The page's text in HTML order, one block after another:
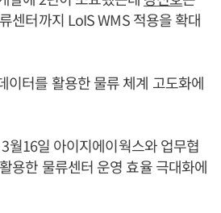
센터까지 LoIS WMS 적용을 확대
이터를 활용한 물류 체계 고도화에
월16일 아이지에이웍스와 업무협
용한 물류센터 운영 효율 극대화에